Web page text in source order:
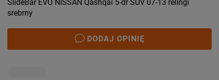
SlideBar EVO NISSAN Qashqai 5-dr SUV 07-13 relingi
srebrny
DODAJ OPINIĘ